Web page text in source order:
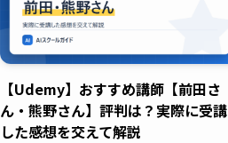
【Udemy】おすすめ講師【前田さ
ん・熊野さん】評判は？実際に受講
した感想を交えて解説